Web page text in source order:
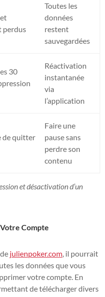
perdus
Toutes les
données
restent
sauvegardées
30
Réactivation
instantanée
via
l’application
de quitter
Faire une
pause sans
perdre son
contenu
et désactivation d’un
Compte
julienpoker.com , il pourrait
les données que vous
votre compte. En
de télécharger divers